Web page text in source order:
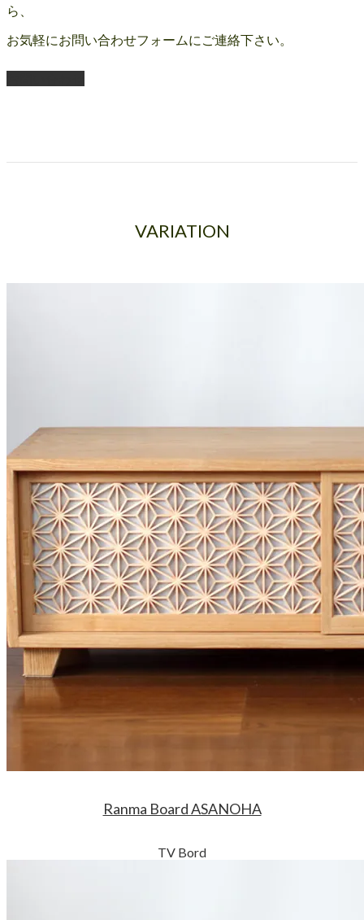
ら、
お気軽にお問い合わせフォームにご連絡下さい。
VARIATION
Ranma Board ASANOHA
TV Bord